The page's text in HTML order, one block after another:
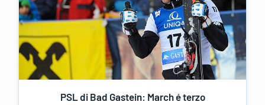
PSL di Bad Gastein: March é terzo